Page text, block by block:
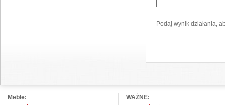
Podaj wynik działania,
Meble:
WAŻNE: